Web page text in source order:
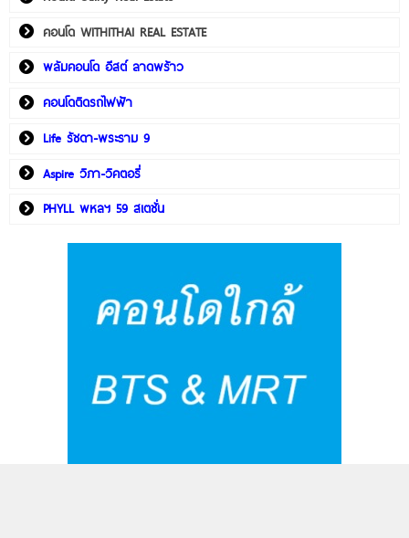
คอนโด WITHITHAI REAL ESTATE
พลัมคอนโด อีสต์ ลาดพร้าว
คอนโดติดรถไฟฟ้า
Life รัชดา-พระราม 9
Aspire วิภา-วิคตอรี่
PHYLL พหลฯ 59 สเตชั่น